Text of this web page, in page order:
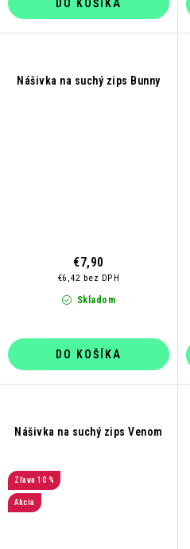
DO KOŠÍKA
Nášivka na suchý zips Bunny
Skladom
€6,42 bez DPH
€7,90
DO KOŠÍKA
Nášivka na suchý zips Venom
10 %
Akcia